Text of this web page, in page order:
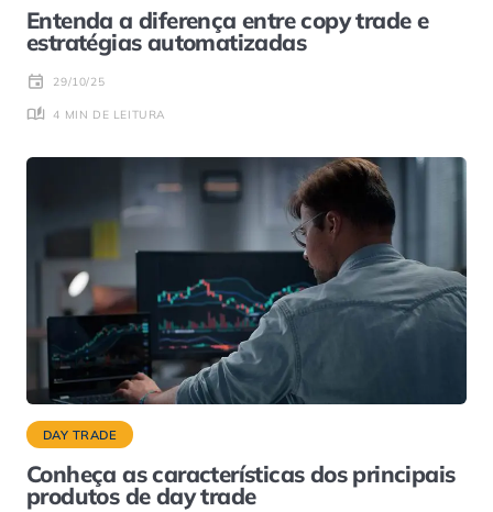
Entenda a diferença entre copy trade e
estratégias automatizadas
29/10/25
4 MIN DE LEITURA
DAY TRADE
Conheça as características dos principais
produtos de day trade